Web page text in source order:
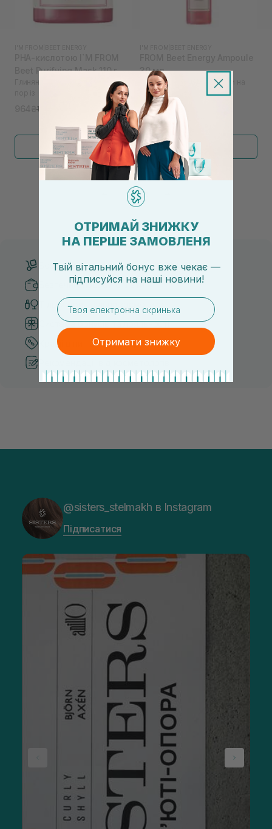
Beet Purifying Mask 110 г
Глиняна маска для очищення
1 285₴
30 мл
Сироватка для сяйва шкіри на
основі буряка I`M
995₴
Показати більше
1 2
Безкоштовна доставка від 3000 UAH
Безпечні способи оплати
Тільки оригінальна косметика
Система бонусів та лояльності
Кращі ціни та топ товари
@sisters_stelmakh в Instagram
Підписатися
ОТРИМАЙ ЗНИЖКУ
НА ПЕРШЕ ЗАМОВЛЕНЯ
Твій вітальний бонус вже чекає —
підписуйся на наші новини!
email
Отримати знижку